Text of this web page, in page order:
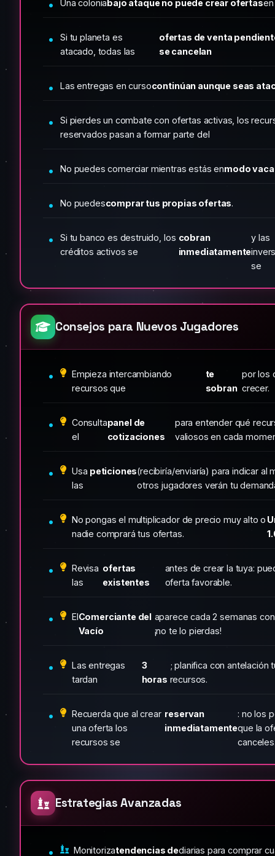
Una coloniabajo ataque no puede crear ofertas
Si tu planeta es
atacado, todas las
ofertas de venta
se cancelan
Las entregas en cursocontinúan aunque seas
Si pierdes un combate con ofertas activas, los
reservados pasan a formar parte del
No puedes comerciar mientras estás enmodo
No puedescomprar tus propias ofertas.
Si tu banco es destruido, los
créditos activos se
cobran
inmediatamente
y las
se
Consejos para Nuevos Jugadores
Empieza intercambiando
recursos que
te
sobran
por los
crecer.
Consulta
el
panel de
cotizaciones
para entender qué
valiosos en cada
Usa
las
peticiones(recibiría/enviaría) para indicar al
otros jugadores verán tu
No pongas el multiplicador de precio muy alto o
nadie comprará tus ofertas.
Revisa
las
ofertas
existentes
antes de crear la tuya:
oferta favorable.
ElComerciante del
Vacío
aparece cada 2 semanas
¡no te lo pierdas!
Las entregas
tardan
3
horas
; planifica con antelación
recursos.
Recuerda que al crear
una oferta los
recursos se
reservan
inmediatamente
: no los
que la
Estrategias Avanzadas
Monitorizatendencias dediarias para comprar